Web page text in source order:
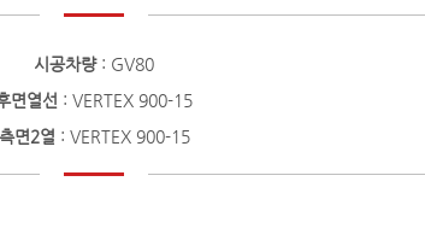
시공차량: GV80
면열선 : VERTEX 900-15
측면2열 : VERTEX 900-15